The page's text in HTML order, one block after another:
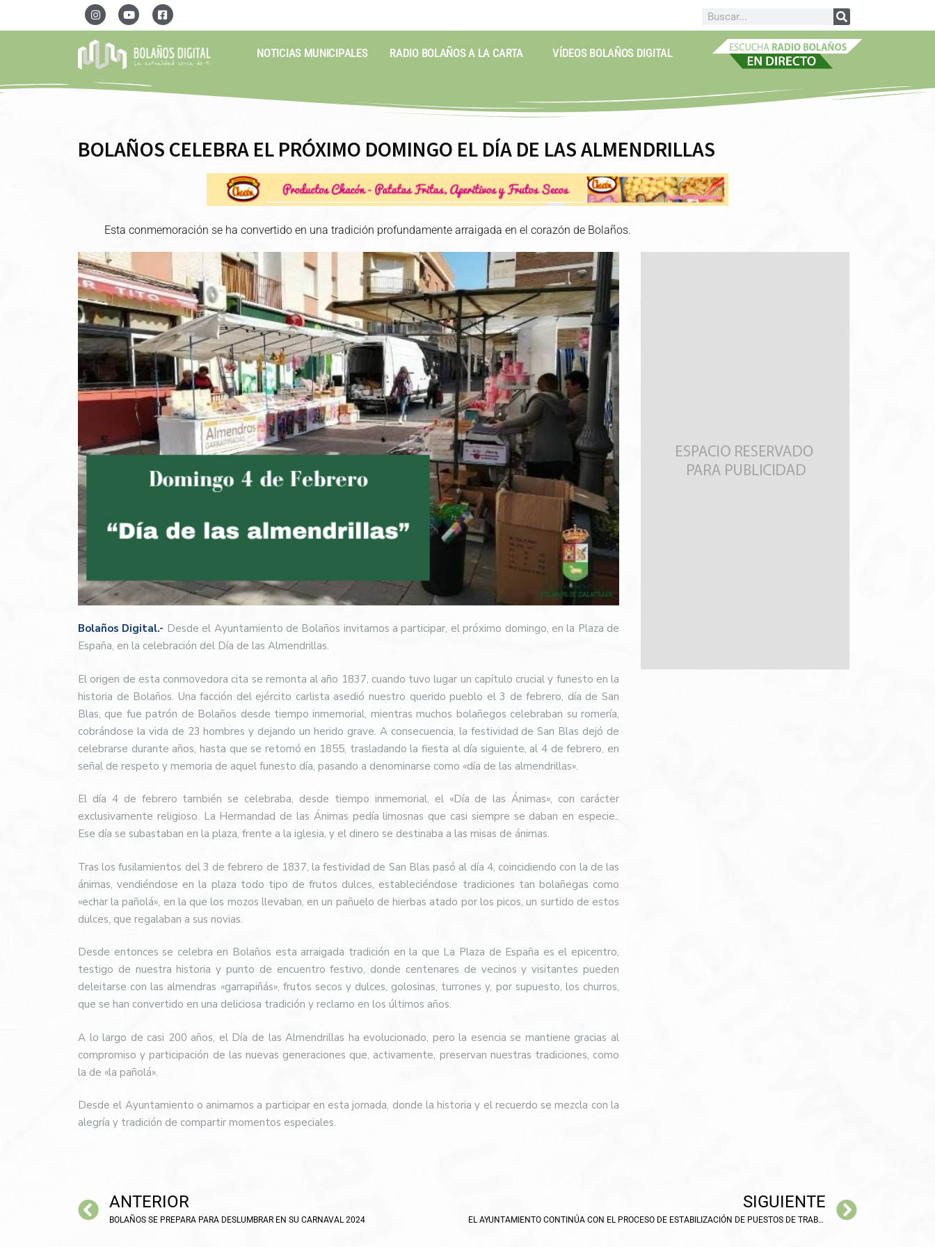
NOTICIAS MUNICIPALES RADIO BOLAÑOS A LA CARTA VÍDEOS BOLAÑOS DIGITAL
BOLAÑOS CELEBRA EL PRÓXIMO DOMINGO EL DÍA DE LAS ALMENDRILLAS
Esta conmemoración se ha convertido en una tradición profundamente arraigada en el corazón de Bolaños.
Bolaños Digital.- Desde el Ayuntamiento de Bolaños invitamos a participar, el próximo domingo, en la Plaza de
España, en la celebración del Día de las Almendrillas.
El origen de esta conmovedora cita se remonta al año 1837, cuando tuvo lugar un capítulo crucial y funesto en la
historia de Bolaños. Una facción del ejército carlista asedió nuestro querido pueblo el 3 de febrero, día de San
Blas, que fue patrón de Bolaños desde tiempo inmemorial, mientras muchos bolañegos celebraban su romería,
cobrándose la vida de 23 hombres y dejando un herido grave. A consecuencia, la festividad de San Blas dejó de
celebrarse durante años, hasta que se retomó en 1855, trasladando la fiesta al día siguiente, al 4 de febrero, en
señal de respeto y memoria de aquel funesto día, pasando a denominarse como «día de las almendrillas».
El día 4 de febrero también se celebraba, desde tiempo inmemorial, el «Día de las Ánimas», con carácter
exclusivamente religioso. La Hermandad de las Ánimas pedía limosnas que casi siempre se daban en especie..
Ese día se subastaban en la plaza, frente a la iglesia, y el dinero se destinaba a las misas de ánimas.
Tras los fusilamientos del 3 de febrero de 1837, la festividad de San Blas pasó al día 4, coincidiendo con la de las
ánimas, vendiéndose en la plaza todo tipo de frutos dulces, estableciéndose tradiciones tan bolañegas como
«echar la pañolá», en la que los mozos llevaban, en un pañuelo de hierbas atado por los picos, un surtido de estos
dulces, que regalaban a sus novias.
Desde entonces se celebra en Bolaños esta arraigada tradición en la que La Plaza de España es el epicentro,
testigo de nuestra historia y punto de encuentro festivo, donde centenares de vecinos y visitantes pueden
deleitarse con las almendras «garrapiñás», frutos secos y dulces, golosinas, turrones y, por supuesto, los churros,
que se han convertido en una deliciosa tradición y reclamo en los últimos años.
A lo largo de casi 200 años, el Día de las Almendrillas ha evolucionado, pero la esencia se mantiene gracias al
compromiso y participación de las nuevas generaciones que, activamente, preservan nuestras tradiciones, como
la de «la pañolá».
Desde el Ayuntamiento o animamos a participar en esta jornada, donde la historia y el recuerdo se mezcla con la
alegría y tradición de compartir momentos especiales.
ANTERIOR
BOLAÑOS SE PREPARA PARA DESLUMBRAR EN SU CARNAVAL 2024
SIGUIENTE
EL AYUNTAMIENTO CONTINÚA CON EL PROCESO DE ESTABILIZACIÓN DE PUESTOS DE TRABAJO